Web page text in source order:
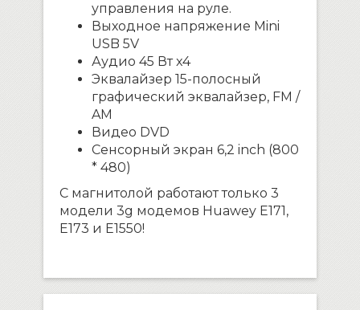
управления на руле.
Выходное напряжение Mini
USB 5V
Аудио 45 Вт x4
Эквалайзер 15-полосный
графический эквалайзер, FM /
AM
Видео DVD
Сенсорный экран 6,2 inch (800
* 480)
С магнитолой работают только 3
модели 3g модемов Huawey E171,
E173 и E1550!